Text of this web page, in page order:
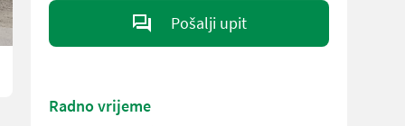
Pošalji upit
Radno vrijeme